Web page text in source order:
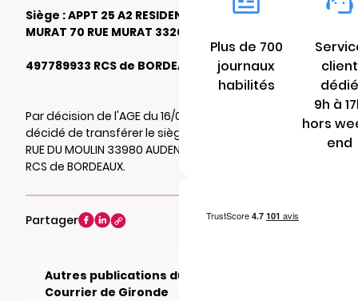
Siège : APPT 25 A2 RESIDENCE PASTEUR
MURAT 70 RUE MURAT 33200 BORDEAUX
497789933 RCS de BORDEAUX
Par décision de l'AGE du 16/03/2020, il a été
décidé de transférer le siège social au 13 TER
RUE DU MOULIN 33980 AUDENGE. Mention au
RCS de BORDEAUX.
Partager
Autres publications du journal Le
Courrier de Gironde
Plus de 700
journaux
habilités
client
dédié
9h à
hors
end